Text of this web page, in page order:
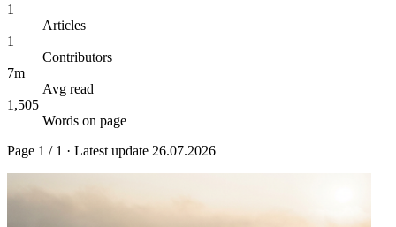
1
Articles
1
Contributors
7m
Avg read
1,505
Words on page
Page 1 / 1 · Latest update 26.07.2026